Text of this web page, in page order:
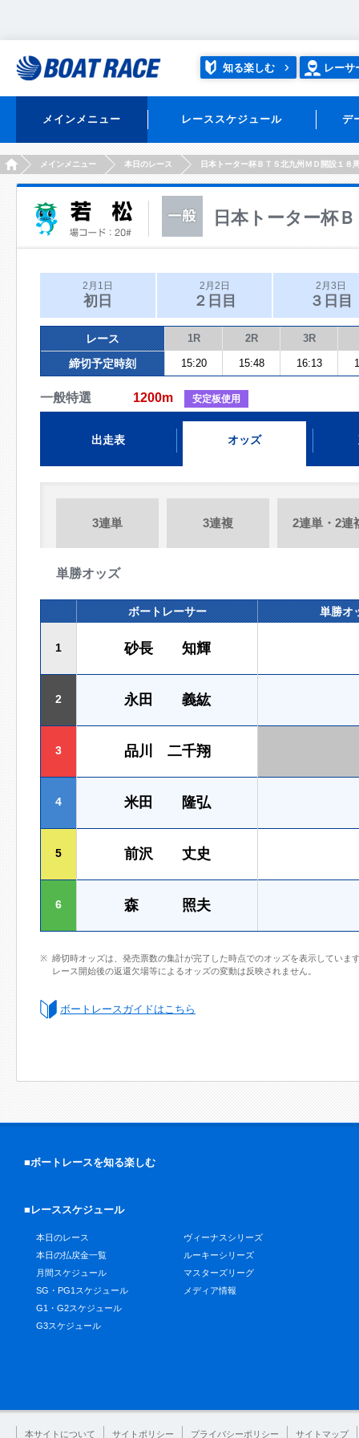
知る楽しむ レーサ
メインメニュー レーススケジュール デ
HOMEメインメニュー 本日のレース 日本トーター杯ＢＴＳ北九州ＭＤ開設１８
日本トーター杯
2月1日
初日
2月2日
２日目
2月3日
３日目
レース 1R 2R 3R
締切予定時刻 15:20 15:48 16:13
一般特選 1200m 安定板使用
出走表 オッズ
3連単 3連複 2連単・2連
単勝オッズ
ボートレーサー 単勝オ
1 砂長 知輝
2 永田 義紘
3 品川 二千翔
4 米田 隆弘
5 前沢 丈史
6 森 照夫
締切時オッズは、発売票数の集計が完了した時点でのオッズを表示していま
レース開始後の返還欠場等によるオッズの変動は反映されません。
ボートレースガイドはこちら
■ボートレースを知る楽しむ
■レーススケジュール
本日のレース
本日の払戻金一覧
月間スケジュール
SG・PG1スケジュール
G1・G2スケジュール
G3スケジュール
ヴィーナスシリーズ
ルーキーシリーズ
マスターズリーグ
メディア情報
本サイトについて サイトポリシー プライバシーポリシー サイトマップ